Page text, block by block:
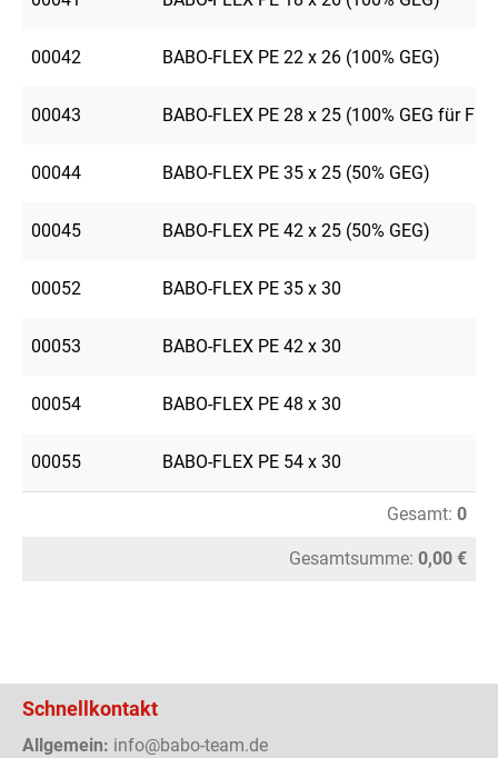
00042 BABO-FLEX PE 22 x 26 (100% GEG)
00043 BABO-FLEX PE 28 x 25 (100% GEG für FE)
00044 BABO-FLEX PE 35 x 25 (50% GEG)
00045 BABO-FLEX PE 42 x 25 (50% GEG)
00052 BABO-FLEX PE 35 x 30
00053 BABO-FLEX PE 42 x 30
00054 BABO-FLEX PE 48 x 30
00055 BABO-FLEX PE 54 x 30
Gesamt: 0
Gesamtsumme: 0,00 €
Schnellkontakt
Allgemein: info@babo-team.de